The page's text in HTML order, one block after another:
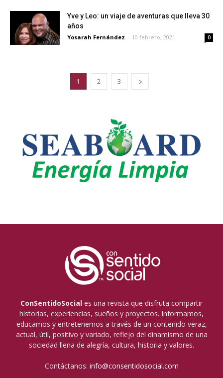
Yve y Leo: un viaje de aventuras que lleva 30
años
Yosarah Fernández - 10 febrero, 2021 0
1 2 3
ConSentidoSocial es una revista que disfruta compartir
historias, experiencias, sueños y proyectos. Informamos,
educamos y entretenemos a través de un contenido veraz,
actual, útil, positivo y variado, reflejo del dinamismo de una
sociedad llena de alegría, cultura, historia y valores.
Contáctanos: info@consentidosocial.com